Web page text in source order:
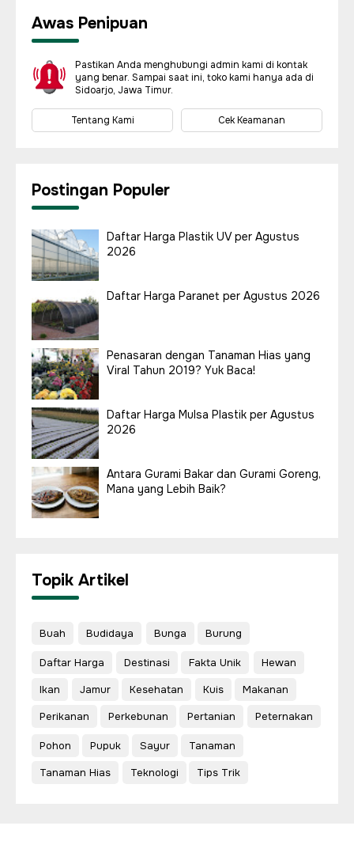
Awas Penipuan
Pastikan Anda menghubungi admin kami di kontak
yang benar. Sampai saat ini, toko kami hanya ada di
Sidoarjo, Jawa Timur.
Tentang Kami Cek Keamanan
Postingan Populer
Daftar Harga Plastik UV per Agustus
2026
Daftar Harga Paranet per Agustus 2026
Penasaran dengan Tanaman Hias yang
Viral Tahun 2019? Yuk Baca!
Daftar Harga Mulsa Plastik per Agustus
2026
Antara Gurami Bakar dan Gurami Goreng,
Mana yang Lebih Baik?
Topik Artikel
Buah Budidaya Bunga Burung
Daftar Harga Destinasi Fakta Unik
Hewan
Ikan
Jamur Kesehatan Kuis
Makanan
Perikanan
Perkebunan Pertanian Peternakan
Pohon Pupuk Sayur
Tanaman
Tanaman Hias
Teknologi Tips Trik